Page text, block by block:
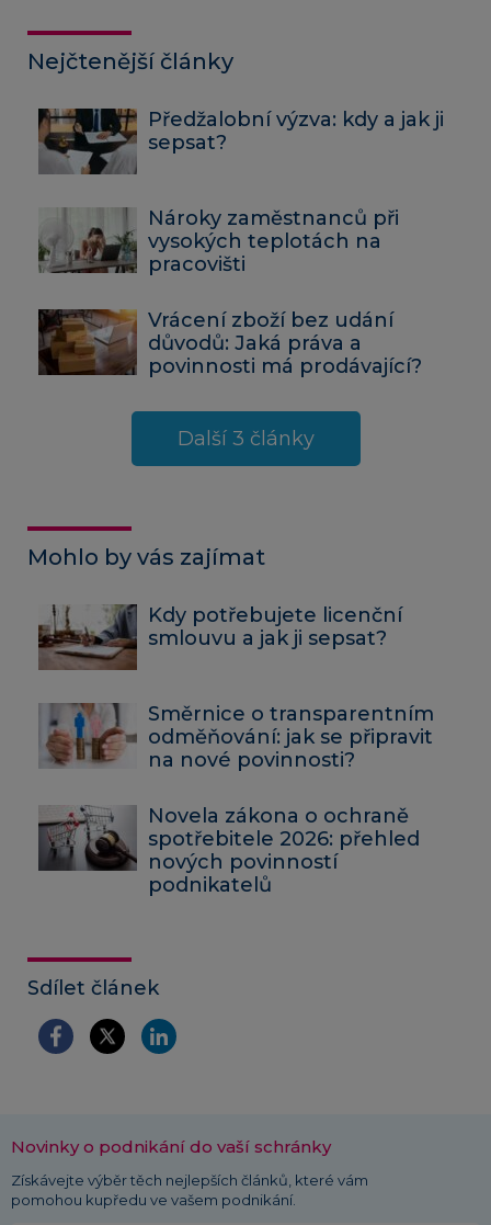
Nejčtenější články
Předžalobní výzva: kdy a jak ji
sepsat?
Nároky zaměstnanců při
vysokých teplotách na
pracovišti
Vrácení zboží bez udání
důvodů: Jaká práva a
povinnosti má prodávající?
Další 3 články
Mohlo by vás zajímat
Kdy potřebujete licenční
smlouvu a jak ji sepsat?
Směrnice o transparentním
odměňování: jak se připravit
na nové povinnosti?
Novela zákona o ochraně
spotřebitele 2026: přehled
nových povinností
podnikatelů
Sdílet článek
Novinky o podnikání do vaší schránky
Získávejte výběr těch nejlepších článků, které vám
pomohou kupředu ve vašem podnikání.